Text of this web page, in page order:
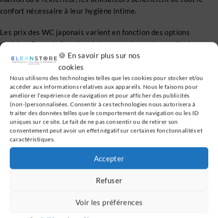
🍪 En savoir plus sur nos
cookies
Nous utilisons des technologies telles que les cookies pour stocker et/ou
accéder aux informations relatives aux appareils. Nous le faisons pour
améliorer l’expérience de navigation et pour afficher des publicités
(non-)personnalisées. Consentir à ces technologies nous autorisera à
traiter des données telles que le comportement de navigation ou les ID
uniques sur ce site. Le fait de ne pas consentir ou de retirer son
consentement peut avoir un effet négatif sur certaines fonctonnalités et
caractéristiques.
Accepter
Refuser
Voir les préférences
confort nécessaire à leur hygiène intime.
Les prix des WC japonais varient en fonction des options
choisies. Outre la fonction de lavage qui remplace celle des
traditionnels bidets de la salle d’eau, les WC japonais sont
proposés avec une fonction massage, une fonction
désodorisante, une fonction détecteur de présence, etc.
Les autres avantages hygiéniques du
bidet à la japonaise
Le bidet à la japonaise offre des effets sonores imitant le bruit
de la chasse d’eau, mais présente également de nombreux autres
avantages. Ainsi, la cuvette est équipée de
nettoyer les parties intimes des hommes et des femmes. Il est
possible de modifier la température ainsi que la pression de
De plus, les buses sont équipées d’un système de nettoyage